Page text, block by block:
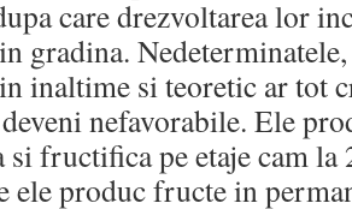
care drezvoltarea lor
gradina.
inaltime si teoretic ar tot
nefavorabile. Ele
si fructifica pe etaje cam la
ele produc fructe in